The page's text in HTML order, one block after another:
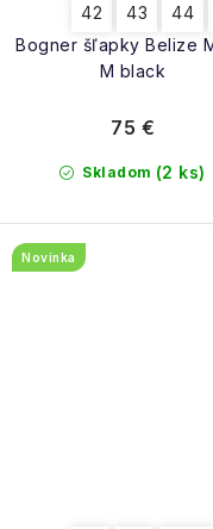
Bogner šľapky Belize
M black
42 43 44
Skladom (2 ks)
75 €
Novinka